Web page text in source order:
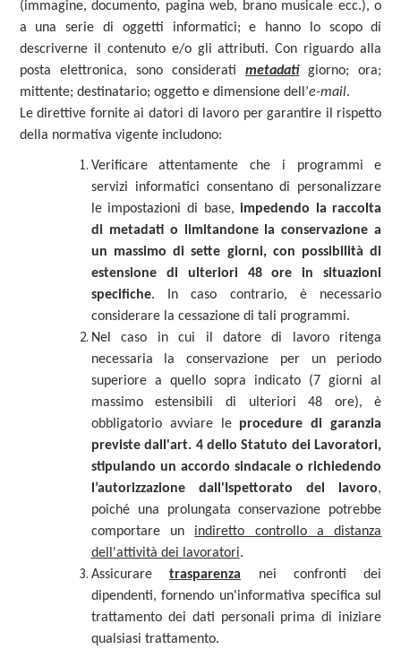
(immagine, documento, pagina web, brano musicale ecc.), o
a una serie di oggetti informatici; e hanno lo scopo di
descriverne il contenuto e/o gli attributi. Con riguardo alla
posta elettronica, sono consideratimetadatigiorno; ora;
mittente; destinatario; oggetto e dimensione dell’e-mail.
Le direttive fornite ai datori di lavoro per garantire il rispetto
della normativa vigente includono:
Verificare attentamente che i programmi e
servizi informatici consentano di personalizzare
le impostazioni di base,impedendo la raccolta
di metadati o limitandone la conservazione a
un massimo di sette giorni, con possibilità di
estensione di ulteriori 48 ore in situazioni
specifiche. In caso contrario, è necessario
considerare la cessazione di tali programmi.
Nel caso in cui il datore di lavoro ritenga
necessaria la conservazione per un periodo
superiore a quello sopra indicato (7 giorni al
massimo estensibili di ulteriori 48 ore), è
obbligatorio avviare le procedure di garanzia
previste dall'art. 4 dello Statuto dei Lavoratori,
stipulando un accordo sindacale o richiedendo
l’autorizzazione dall'Ispettorato del lavoro,
poiché una prolungata conservazione potrebbe
comportare un indiretto controllo a distanza
dell'attività dei lavoratori.
Assicuraretrasparenza nei confronti dei
dipendenti, fornendo un'informativa specifica sul
trattamento dei dati personali prima di iniziare
qualsiasi trattamento.